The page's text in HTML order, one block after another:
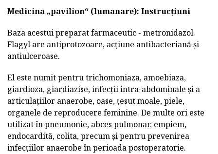
Medicina „pavilion“ (lumanare): Instrucțiuni
Baza acestui preparat farmaceutic - metronidazol.
Flagyl are antiprotozoare, acțiune antibacteriană și
antiulceroase.
El este numit pentru trichomoniaza, amoebiaza,
giardioza, giardiazise, infecții intra-abdominale și a
articulațiilor anaerobe, oase, țesut moale, piele,
organele de reproducere feminine. De multe ori este
utilizat în pneumonie, abces pulmonar, empiem,
endocardită, colita, precum și pentru prevenirea
infecțiilor anaerobe în perioada postoperatorie.